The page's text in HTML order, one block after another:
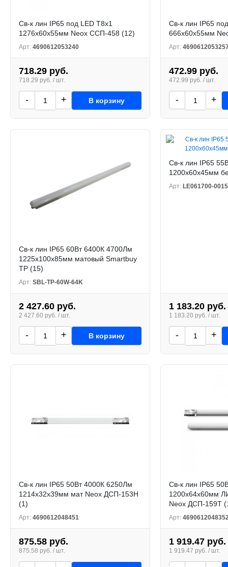
Св-к лин IP65 под LED T8x1
1276х60х55мм Neox ССП-458 (12)
Арт: 4690612053240
718.29 руб.
718.29 руб. / шт.
- + В корзину
Св-к лин IP65
666х60х55мм
Арт:
472.99 руб.
472.99 руб. / шт.
- +
Св-к лин IP65 60Вт 6400К 4700Лм
1225х100х85мм матовый Smartbuy
TP (15)
Арт: SBL-TP-60W-64K
2 427.60 руб.
2 427.60 руб. / шт.
- + В корзину
Св-к лин IP65
1200х60х45мм
Арт: LE061700-0015
1 183.20 руб.
1 183.20 руб. / шт.
- +
Св-к лин IP65 50Вт 4000К 6250Лм
1214х32х39мм мат Neox ДСП-153Н
(1)
Арт: 4690612048451
875.58 руб.
875.58 руб. / шт.
Св-к лин IP65
1200х64х60мм
Neox ДСП-159Т
Арт:
1 919.47 руб.
1 919.47 руб. / шт.